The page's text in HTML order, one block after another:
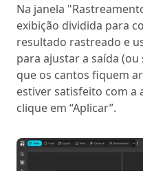
Na janela
exibição dividida para
resultado rastreado e
para ajustar a saída
que os cantos fiquem
estiver satisfeito com a
clique em “Aplicar”.